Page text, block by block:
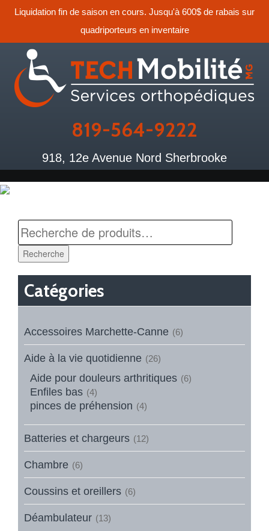
Liquidation fin de saison en cours. Jusqu'à 600$ de rabais sur
quadriporteurs en inventaire
819-564-9222
918, 12e Avenue Nord Sherbrooke
Recherche
Catégories
Accessoires Marchette-Canne (6)
Aide à la vie quotidienne (26)
Aide pour douleurs arthritiques (6)
Enfiles bas (4)
pinces de préhension (4)
Batteries et chargeurs (12)
Chambre (6)
Coussins et oreillers (6)
Déambulateur (13)